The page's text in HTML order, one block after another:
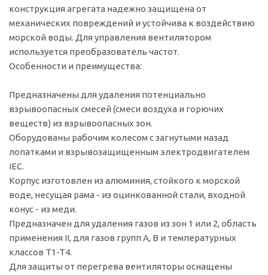
конструкция агрегата надежно защищена от
механических повреждений и устойчива к воздействию
морской воды. Для управления вентилятором
используется преобразователь частот.
Особенности и преимущества:
Предназначены для удаления потенциально
взрывоопасных смесей (смеси воздуха и горючих
веществ) из взрывоопасных зон.
Оборудованы рабочим колесом с загнутыми назад
лопатками и взрывозащищенным электродвигателем
IEC.
Корпус изготовлен из алюминия, стойкого к морской
воде, несущая рама - из оцинкованной стали, входной
конус - из меди.
Предназначен для удаления газов из зон 1 или 2, область
применения II, для газов групп А, В и температурных
классов T1-T4.
Для защиты от перегрева вентиляторы оснащены